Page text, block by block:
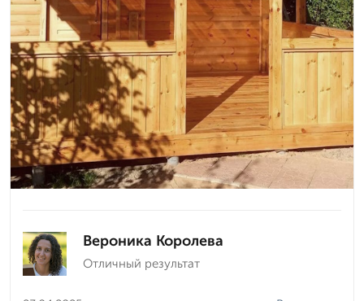
Вероника Королева
Отличный результат